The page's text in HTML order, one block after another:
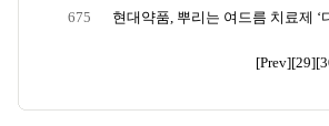
675
현대약품, 뿌리는 여드름 치료제 ‘
[Prev][29]